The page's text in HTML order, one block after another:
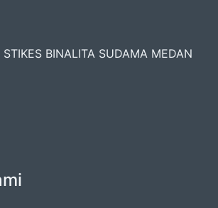
STIKES BINALITA SUDAMA MEDAN